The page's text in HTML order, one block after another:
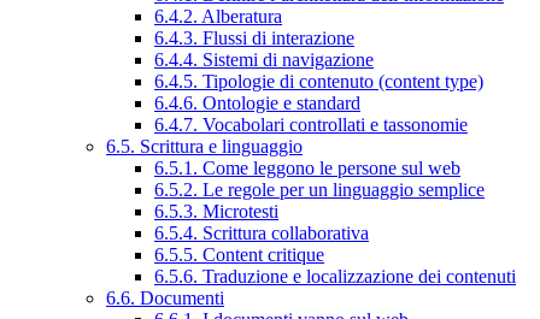
6.4.2. Alberatura
6.4.3. Flussi di interazione
6.4.4. Sistemi di navigazione
6.4.5. Tipologie di contenuto (content type)
6.4.6. Ontologie e standard
6.4.7. Vocabolari controllati e tassonomie
6.5. Scrittura e linguaggio
6.5.1. Come leggono le persone sul web
6.5.2. Le regole per un linguaggio semplice
6.5.3. Microtesti
6.5.4. Scrittura collaborativa
6.5.5. Content critique
6.5.6. Traduzione e localizzazione dei contenuti
6.6. Documenti